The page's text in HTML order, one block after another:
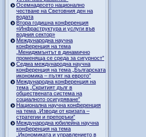
Осемнадесето национално
честване на Световния ден на
водата
Втора годишна конференция
«Инфраструктура и услуги във
водния сектор»
Международна научна
конференция на тема
„Мениджмънтът в динамично
променяща се среда за сигурност”
Седма международна научна
конференция на тема „Българската
икономика – пътят на еврото”
Международна конференция на
тема „Скритият дълг в
обществената система на
социалното осигуряване”
Национална научна конференция
на тема „Изводи от кризата –
стратегии и препоръки”
Международна юбилейна научна
конференция на тема
„Икономиката и управлението в